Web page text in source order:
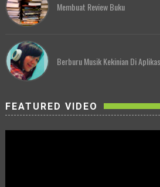
Membuat Review Buku
Berburu Musik Kekinian Di
FEATURED VIDEO